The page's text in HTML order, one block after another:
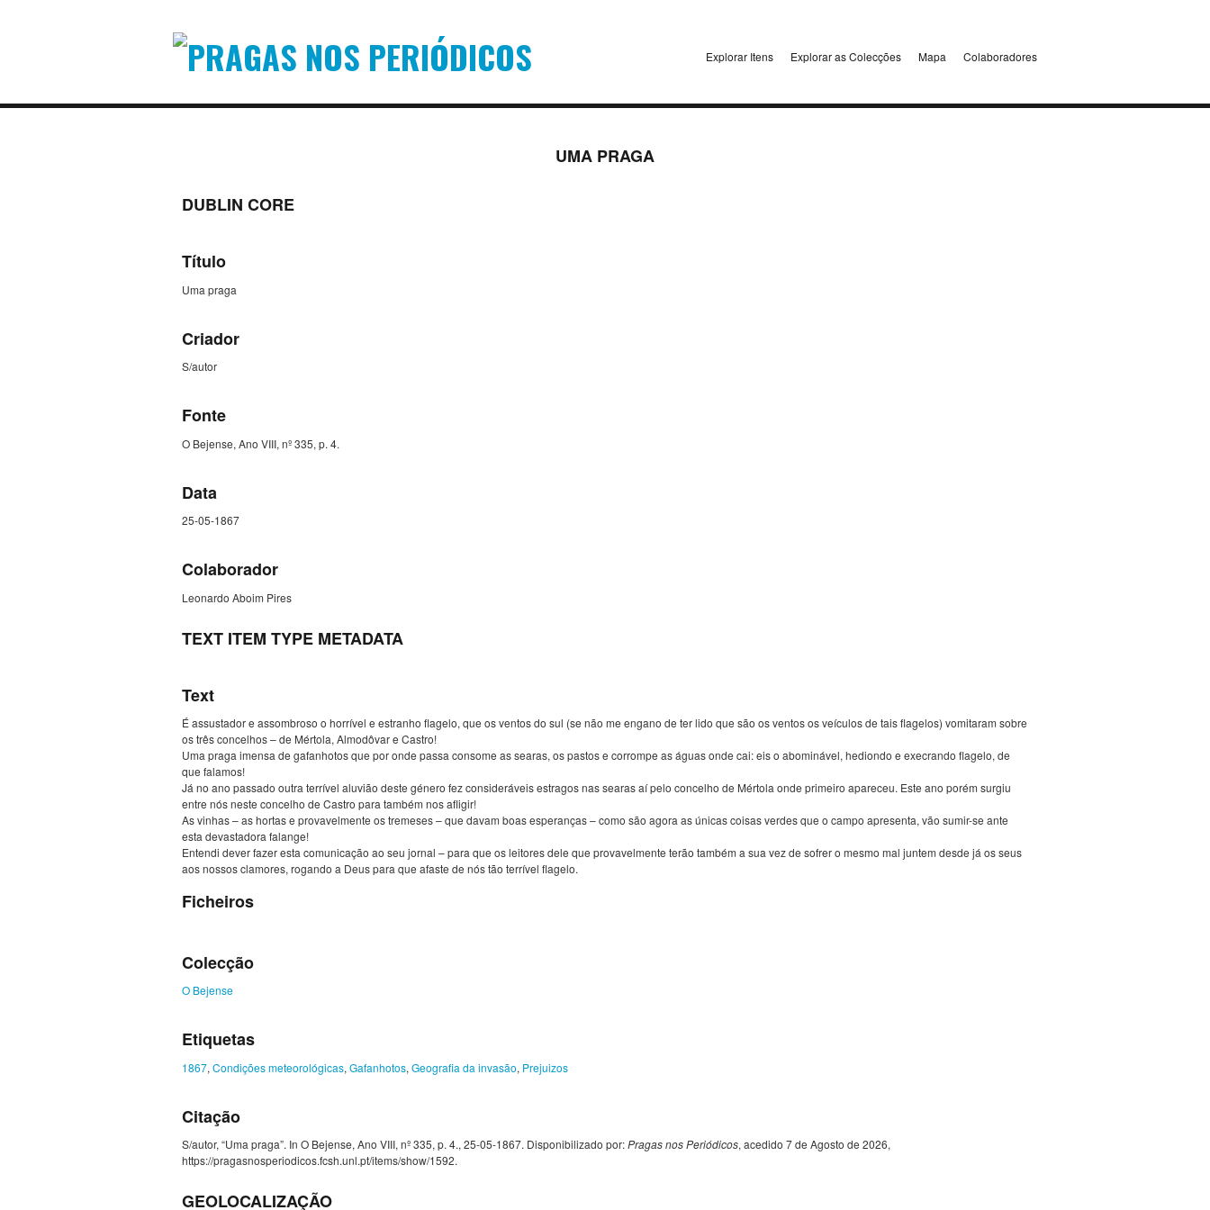
Explorar Itens Explorar as Colecções Mapa Colaboradores
UMA PRAGA
DUBLIN CORE
Título
Uma praga
Criador
S/autor
Fonte
O Bejense, Ano VIII, nº 335, p. 4.
Data
25-05-1867
Colaborador
Leonardo Aboim Pires
TEXT ITEM TYPE METADATA
Text
É assustador e assombroso o horrível e estranho flagelo, que os ventos do sul (se não me engano de ter lido que são os ventos os veículos de tais flagelos) vomitaram sobre
os três concelhos – de Mértola, Almodôvar e Castro!
Uma praga imensa de gafanhotos que por onde passa consome as searas, os pastos e corrompe as águas onde cai: eis o abominável, hediondo e execrando flagelo, de
que falamos!
Já no ano passado outra terrível aluvião deste género fez consideráveis estragos nas searas aí pelo concelho de Mértola onde primeiro apareceu. Este ano porém surgiu
entre nós neste concelho de Castro para também nos afligir!
As vinhas – as hortas e provavelmente os tremeses – que davam boas esperanças – como são agora as únicas coisas verdes que o campo apresenta, vão sumir-se ante
esta devastadora falange!
Entendi dever fazer esta comunicação ao seu jornal – para que os leitores dele que provavelmente terão também a sua vez de sofrer o mesmo mal juntem desde já os seus
aos nossos clamores, rogando a Deus para que afaste de nós tão terrível flagelo.
Ficheiros
Colecção
O Bejense
Etiquetas
1867, Condições meteorológicas, Gafanhotos, Geografia da invasão, Prejuizos
Citação
S/autor, “Uma praga”. In O Bejense, Ano VIII, nº 335, p. 4., 25-05-1867. Disponibilizado por:Pragas nos Periódicos, acedido 7 de Agosto de 2026,
https://pragasnosperiodicos.fcsh.unl.pt/items/show/1592.
GEOLOCALIZAÇÃO